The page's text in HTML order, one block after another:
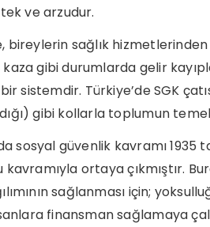
ve arzudur.
bireylerin sağlık hizmetlerinden
kaza gibi durumlarda gelir
sistemdir. Türkiye’de SGK
gibi kollarla toplumun
sosyal güvenlik kavramı
ortaya çıkmıştır.
sağlanması için;
finansman sağlamaya